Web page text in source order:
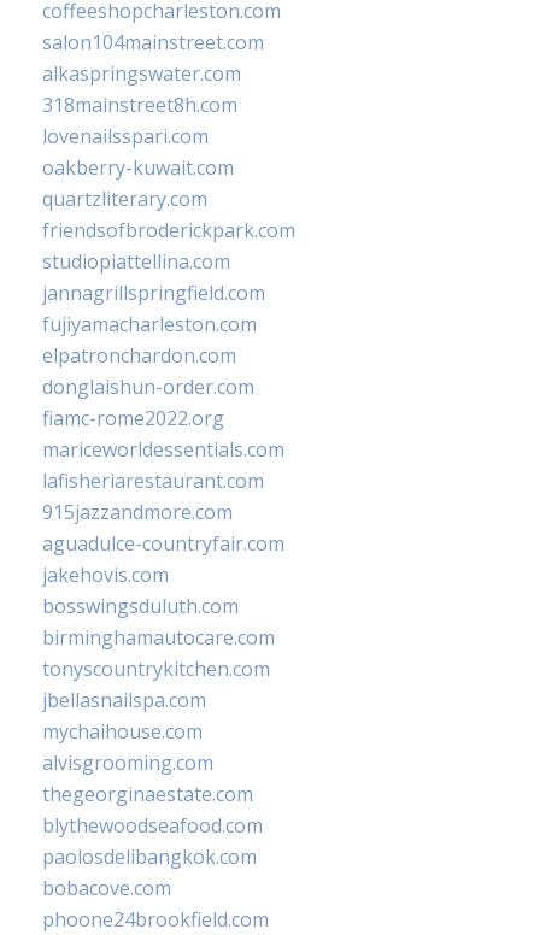
coffeeshopcharleston.com
salon104mainstreet.com
alkaspringswater.com
318mainstreet8h.com
lovenailsspari.com
oakberry-kuwait.com
quartzliterary.com
friendsofbroderickpark.com
studiopiattellina.com
jannagrillspringfield.com
fujiyamacharleston.com
elpatronchardon.com
donglaishun-order.com
fiamc-rome2022.org
mariceworldessentials.com
lafisheriarestaurant.com
915jazzandmore.com
aguadulce-countryfair.com
jakehovis.com
bosswingsduluth.com
birminghamautocare.com
tonyscountrykitchen.com
jbellasnailspa.com
mychaihouse.com
alvisgrooming.com
thegeorginaestate.com
blythewoodseafood.com
paolosdelibangkok.com
bobacove.com
phoone24brookfield.com